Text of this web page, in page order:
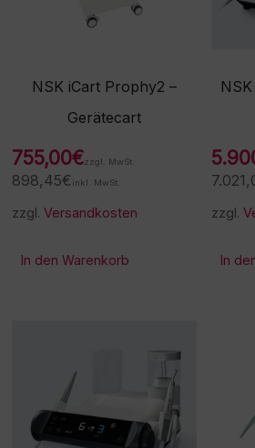
NSK iCart Prophy2 –
Gerätecart
755,00€zzgl. MwSt.
898,45€ inkl. MwSt.
zzgl.Versandkosten
In den Warenkorb
zzgl.
In